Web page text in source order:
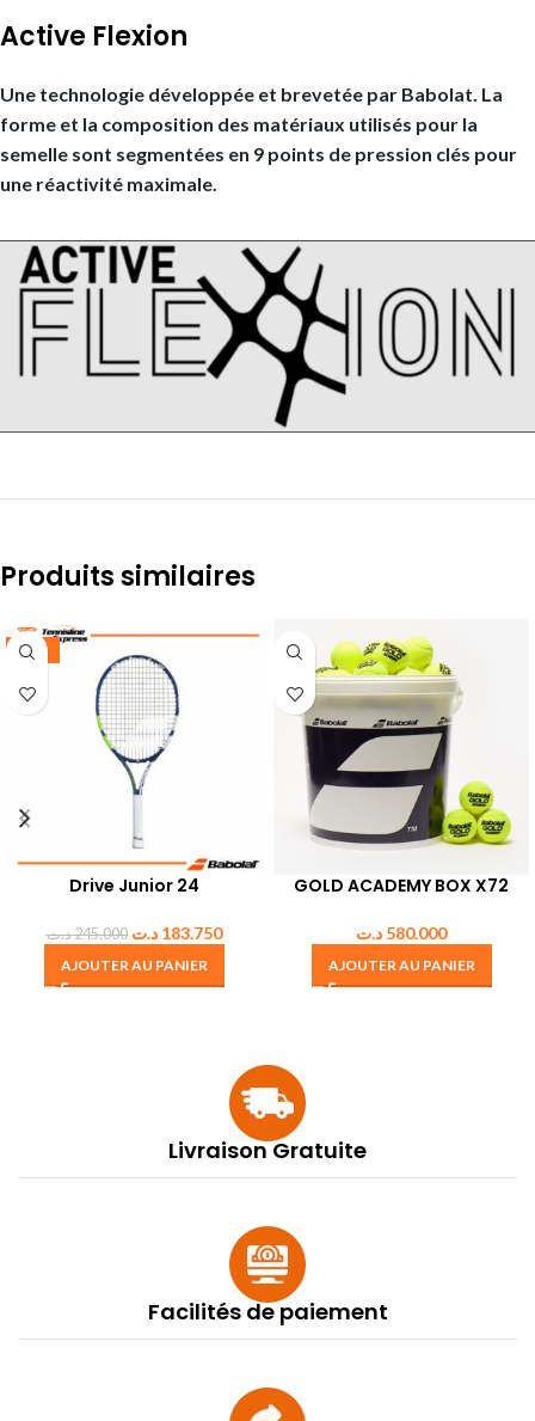
Active Flexion
Une technologie développée et brevetée par Babolat. La
forme et la composition des matériaux utilisés pour la
semelle sont segmentées en 9 points de pression clés pour
une réactivité maximale.
Produits similaires
-25%
Drive Junior 24
245.000د.ت 183.750 د.ت
AJOUTER AU PANIER
GOLD ACADEMY BOX X72
580.000 د.ت
AJOUTER AU PANIER
Livraison Gratuite
Facilités de paiement